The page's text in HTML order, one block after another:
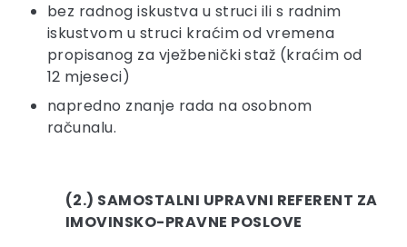
bez radnog iskustva u struci ili s radnim
iskustvom u struci kraćim od vremena
propisanog za vježbenički staž (kraćim od
12 mjeseci)
napredno znanje rada na osobnom
računalu.
(2.) SAMOSTALNI UPRAVNI REFERENT ZA
IMOVINSKO-PRAVNE POSLOVE